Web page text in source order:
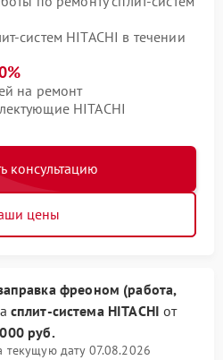
систем HITACHI в течении
на ремонт
HITACHI
консультацию
цены
фреоном (работа,
сплит-система HITACHI от
руб.
текущую дату 07.08.2026